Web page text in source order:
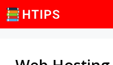
Skip
to